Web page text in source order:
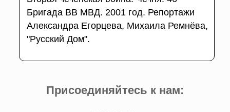
Бригада ВВ МВД. 2001 год. Репортажи
Александра Егорцева, Михаила Ремнёва,
"Русский Дом".
Присоединяйтесь к нам: